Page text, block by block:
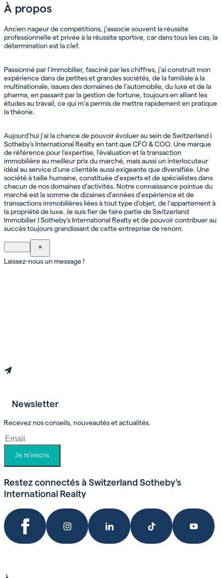
À propos
Ancien nageur de compétitions, j'associe souvent la réussite
professionnelle et privée à la réussite sportive, car dans tous les cas, la
détermination est la clef.
Passionné par l'immobilier, fasciné par les chiffres, j'ai construit mon
expérience dans de petites et grandes sociétés, de la familiale à la
multinationale, issues des domaines de l'automobile, du luxe et de la
pharma, en passant par la gestion de fortune, toujours en alliant les
études au travail, ce qui m'a permis de mettre rapidement en pratique
la théorie.
Aujourd'hui j'ai la chance de pouvoir évoluer au sein de Switzerland |
Sotheby’s International Realty en tant que CFO & COO. Une marque
de référence pour l’expertise, l’évaluation et la transaction
immobilière au meilleur prix du marché, mais aussi un interlocuteur
idéal au service d'une clientèle aussi exigeante que diversifiée. Une
société à taille humaine, constituée d'experts et de spécialistes dans
chacun de nos domaines d'activités. Notre connaissance pointue du
marché est la somme de dizaines d'années d'expérience et de
transactions immobilières liées à tout type d'objet, de l'appartement à
la propriété de luxe. Je suis fier de faire partie de Switzerland
Immobilier | Sotheby's International Realty et de pouvoir contribuer au
succès toujours grandissant de cette entreprise de renom.
×
Laissez-nous un message !
Newsletter
Recevez nos conseils, nouveautés et actualités.
Je m’inscris
Restez connectés à Switzerland Sotheby's
International Realty